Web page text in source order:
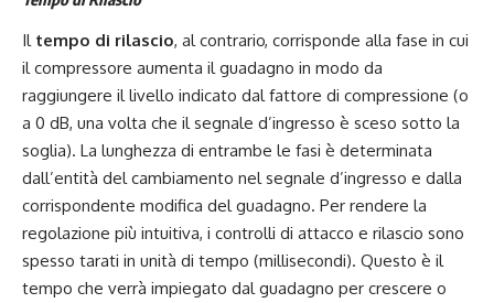
Il tempo di rilascio, al contrario, corrisponde alla fase in cui
il compressore aumenta il guadagno in modo da
raggiungere il livello indicato dal fattore di compressione (o
a 0 dB, una volta che il segnale d’ingresso è sceso sotto la
soglia). La lunghezza di entrambe le fasi è determinata
dall’entità del cambiamento nel segnale d’ingresso e dalla
corrispondente modifica del guadagno. Per rendere la
regolazione più intuitiva, i controlli di attacco e rilascio sono
spesso tarati in unità di tempo (millisecondi). Questo è il
tempo che verrà impiegato dal guadagno per crescere o